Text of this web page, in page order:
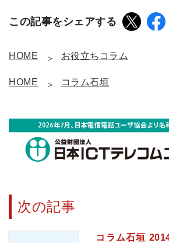
この記事をシェアする
HOME お役立ちコラム
HOME コラム石垣
次の記事
コラム石垣